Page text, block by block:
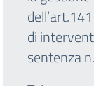
di
sentenza